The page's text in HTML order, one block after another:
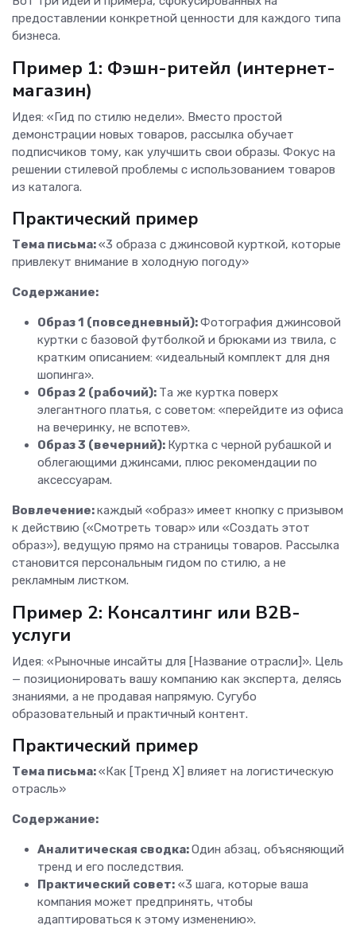
предоставлении конкретной ценности для каждого типа
бизнеса.
Пример 1: Фэшн-ритейл (интернет-
магазин)
Идея: «Гид по стилю недели». Вместо простой
демонстрации новых товаров, рассылка обучает
подписчиков тому, как улучшить свои образы. Фокус на
решении стилевой проблемы с использованием товаров
из каталога.
Практический пример
Тема письма:«3 образа с джинсовой курткой, которые
привлекут внимание в холодную погоду»
Содержание:
Образ 1 (повседневный):Фотография джинсовой
куртки с базовой футболкой и брюками из твила, с
кратким описанием: «идеальный комплект для дня
шопинга».
Образ 2 (рабочий): Та же куртка поверх
элегантного платья, с советом: «перейдите из офиса
на вечеринку, не вспотев».
Образ 3 (вечерний): Куртка с черной рубашкой и
облегающими джинсами, плюс рекомендации по
аксессуарам.
Вовлечение:каждый «образ» имеет кнопку с призывом
к действию («Смотреть товар» или «Создать этот
образ»), ведущую прямо на страницы товаров. Рассылка
становится персональным гидом по стилю, а не
рекламным листком.
Пример 2: Консалтинг или B2B-
услуги
Идея: «Рыночные инсайты для [Название отрасли]». Цель
— позиционировать вашу компанию как эксперта, делясь
знаниями, а не продавая напрямую. Сугубо
образовательный и практичный контент.
Практический пример
Тема письма:«Как [Тренд X] влияет на логистическую
отрасль»
Содержание:
Аналитическая сводка:Один абзац, объясняющий
тренд и его последствия.
Практический совет: «3 шага, которые ваша
компания может предпринять, чтобы
адаптироваться к этому изменению».